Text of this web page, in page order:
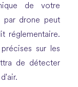
de votre
par drone peut
réglementaire.
sur les
de détecter